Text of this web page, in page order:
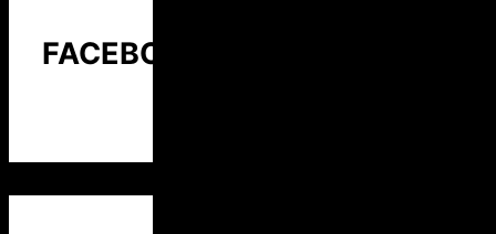
FACEBOOK